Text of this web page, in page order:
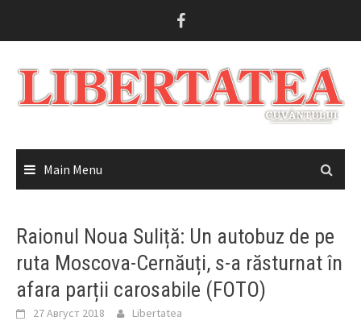
Main Menu
Raionul Noua Suliță: Un autobuz de pe
ruta Moscova-Cernăuți, s-a răsturnat în
afara parții carosabile (FOTO)
27 Август 2018 Libertatea